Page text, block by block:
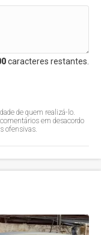
caracteres restantes.
de quem realizá-lo.
em desacordo
ofensivas.